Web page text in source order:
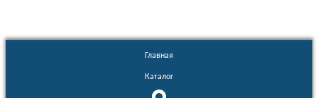
Главная
Каталог